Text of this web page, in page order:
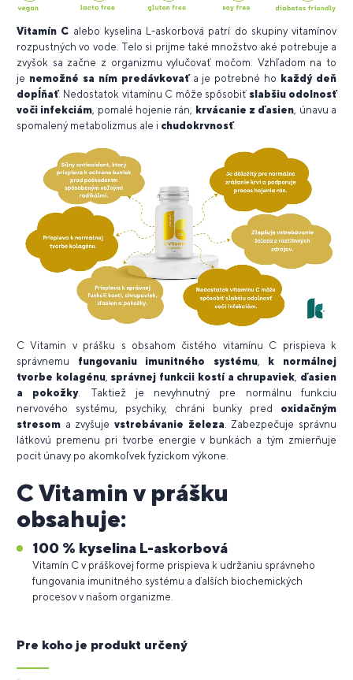
Vitamín C alebo kyselina L-askorbová patrí do skupiny vitamínov
rozpustných vo vode. Telo si prijme také množstvo aké potrebuje a
zvyšok sa začne z organizmu vylučovať močom. Vzhľadom na to
je nemožné sa ním predávkovaťa je potrebné ho každý deň
dopĺňať. Nedostatok vitamínu C môže spôsobiť slabšiu odolnosť
voči infekciám, pomalé hojenie rán, krvácanie z ďasien, únavu a
spomalený metabolizmus ale i chudokrvnosť.
C Vitamin v prášku s obsahom čistého vitamínu C prispieva k
správnemu fungovaniu imunitného systému, k normálnej
tvorbe kolagénu, správnej funkcii kostí a chrupaviek ďasien
a pokožky. Taktiež je nevyhnutný pre normálnu funkciu
nervového systému, psychiky, chráni bunky pred oxidačným
stresom a zvyšuje vstrebávanie železa . Zabezpečuje správnu
látkovú premenu pri tvorbe energie v bunkách a tým zmierňuje
pocit únavy po akomkoľvek fyzickom výkone.
C Vitamin v prášku
obsahuje:
100 % kyselina L-askorbová
Vitamín C v práškovej forme prispieva k udržaniu správneho
fungovania imunitného systému a ďalších biochemických
procesov v našom organizme.
Pre koho je produkt určený